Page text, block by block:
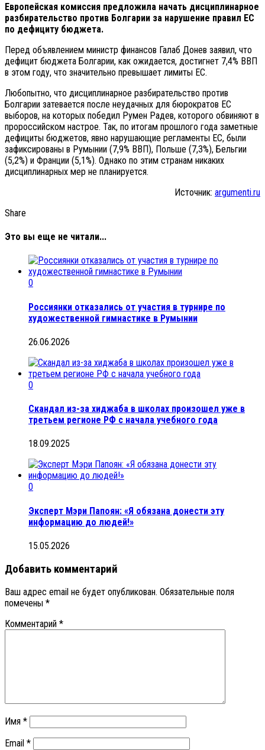
Европейская комиссия предложила начать дисциплинарное
разбирательство против Болгарии за нарушение правил ЕС
по дефициту бюджета.
Перед объявлением министр финансов Галаб Донев заявил, что
дефицит бюджета Болгарии, как ожидается, достигнет 7,4% ВВП
в этом году, что значительно превышает лимиты ЕС.
Любопытно, что дисциплинарное разбирательство против
Болгарии затевается после неудачных для бюрократов ЕС
выборов, на которых победил Румен Радев, которого обвиняют в
пророссийском настрое. Так, по итогам прошлого года заметные
дефициты бюджетов, явно нарушающие регламенты ЕС, были
зафиксированы в Румынии (7,9% ВВП), Польше (7,3%), Бельгии
(5,2%) и Франции (5,1%). Однако по этим странам никаких
дисциплинарных мер не планируется.
Источник: argumenti.ru
Share
Это вы еще не читали...
0
Россиянки отказались от участия в турнире по
художественной гимнастике в Румынии
26.06.2026
0
Скандал из-за хиджаба в школах произошел уже в
третьем регионе РФ с начала учебного года
18.09.2025
0
Эксперт Мэри Папоян: «Я обязана донести эту
информацию до людей!»
15.05.2026
Добавить комментарий
Ваш адрес email не будет опубликован. Обязательные поля
помечены *
Комментарий *
Имя *
Email *